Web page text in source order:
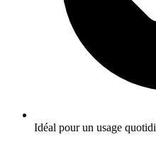
Idéal pour un usage